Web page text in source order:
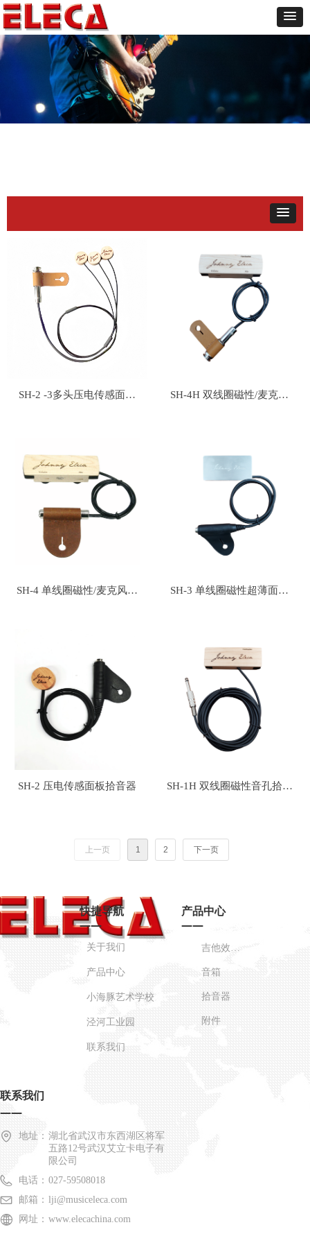
SH-2 -3多头压电传感面板 SH-4H 双线圈磁性/麦克风
SH-4 单线圈磁性/麦克风音 SH-3 单线圈磁性超薄面板
SH-2 压电传感面板拾音器 SH-1H 双线圈磁性音孔拾音
上一页 1 2 下一页
地址： 湖北省武汉市东西湖区将军
五路12号武汉艾立卡电子有
限公司
电话： 027-59508018
邮箱： lji@musiceleca.com
网址： www.elecachina.com
联系我们
——
产品中心
——
吉他效果器
音箱
拾音器
附件
快捷导航
——
关于我们
产品中心
小海豚艺术学校
泾河工业园
联系我们